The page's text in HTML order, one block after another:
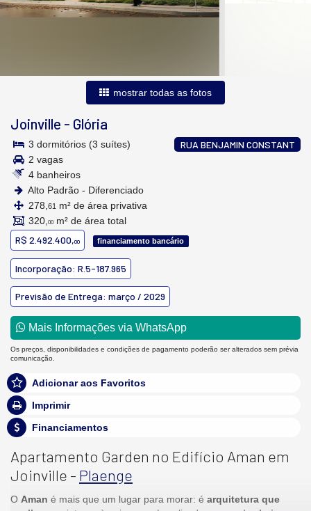
mostrar todas as fotos
Joinville - Glória
RUA BENJAMIN CONSTANT
3 dormitórios (3 suítes)
2 vagas
4 banheiros
Alto Padrão - Diferenciado
278, 61 m² de área privativa
320, 00 m² de área total
R$ 2.492.400,00 financiamento bancário
Incorporação: R.5-187.965
Previsão de Entrega: março / 2029
Mais Informações via WhatsApp
Os preços, disponibilidades e condições de pagamento poderão ser alterados sem prévia
comunicação.
Adicionar aos Favoritos
Imprimir
Financiamentos
Apartamento Garden no Edifício Aman em
Joinville - Plaenge
O Aman é mais que um lugar para morar: é arquitetura que